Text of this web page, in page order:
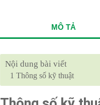
MÔ TẢ
Nội dung bài viết
1 Thông số kỹ thuật